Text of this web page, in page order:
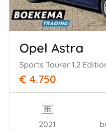
Opel Astra
Sports Tourer 1.2
€ 4.750
2021